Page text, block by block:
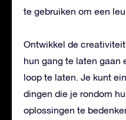
te gebruiken om een
Ontwikkel de
hun gang te laten gaan
loop te laten. Je kunt
dingen die je rondom
oplossingen te